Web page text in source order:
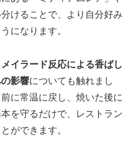
けることで、より自分好み
になります。
メイラード反応による香ばし
影響についても触れまし
に常温に戻し、焼いた後に
を守るだけで、レストラン
ができます。